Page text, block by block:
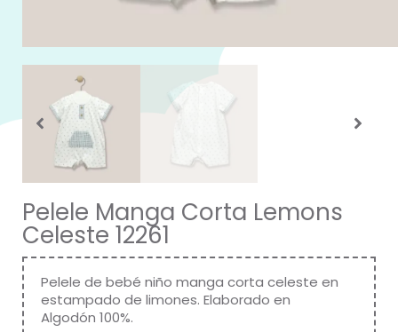
Pelele Manga Corta Lemons
Celeste 12261
Pelele de bebé niño manga corta celeste en
estampado de limones. Elaborado en
Algodón 100%.